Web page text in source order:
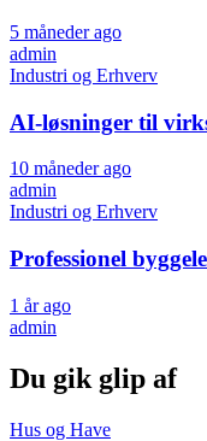
5 måneder ago
admin
Industri og Erhverv
AI-løsninger til
10 måneder ago
admin
Industri og Erhverv
Professionel
1 år ago
admin
Du gik glip af
Hus og Have